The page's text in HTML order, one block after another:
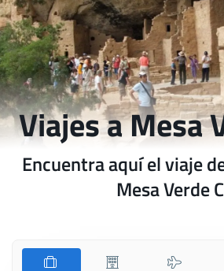
Viajes a Mesa
Encuentra aquí el viaje
Mesa Verde